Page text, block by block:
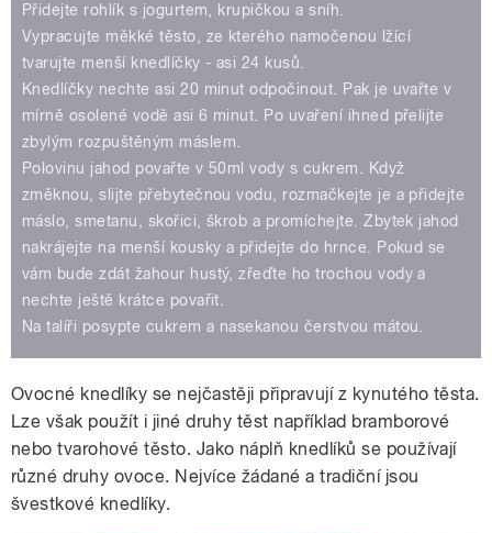
Přidejte rohlík s jogurtem, krupičkou a sníh.
Vypracujte měkké těsto, ze kterého namočenou lžící
tvarujte menší knedlíčky - asi 24 kusů.
Knedlíčky nechte asi 20 minut odpočinout. Pak je uvařte v
mírně osolené vodě asi 6 minut. Po uvaření ihned přelijte
zbylým rozpuštěným máslem.
Polovinu jahod povařte v 50ml vody s cukrem. Když
změknou, slijte přebytečnou vodu, rozmačkejte je a přidejte
máslo, smetanu, skořici, škrob a promíchejte. Zbytek jahod
nakrájejte na menší kousky a přidejte do hrnce. Pokud se
vám bude zdát žahour hustý, zřeďte ho trochou vody a
nechte ještě krátce povařit.
Na talíři posypte cukrem a nasekanou čerstvou mátou.
Ovocné knedlíky se nejčastěji připravují z kynutého těsta.
Lze však použít i jiné druhy těst například bramborové
nebo tvarohové těsto. Jako náplň knedlíků se používají
různé druhy ovoce. Nejvíce žádané a tradiční jsou
švestkové knedlíky.